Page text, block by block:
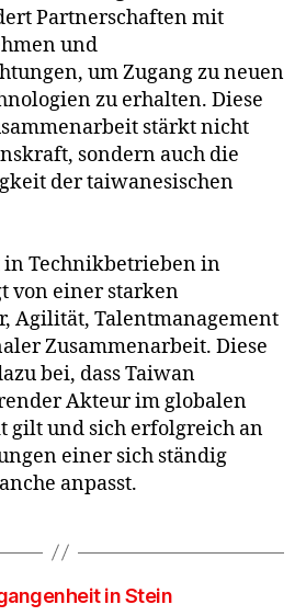
Partnerschaften mit
und
um Zugang zu neuen
zu erhalten. Diese
stärkt nicht
sondern auch die
der taiwanesischen
in Technikbetrieben in
von einer starken
Agilität, Talentmanagement
Zusammenarbeit. Diese
bei, dass Taiwan
Akteur im globalen
gilt und sich erfolgreich an
einer sich ständig
anpasst.
in Stein